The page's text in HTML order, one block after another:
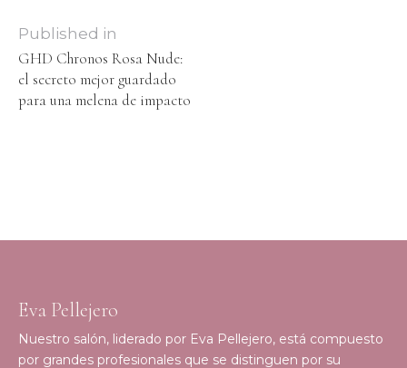
Published in
GHD Chronos Rosa Nude:
el secreto mejor guardado
para una melena de impacto
Eva Pellejero
Nuestro salón, liderado por Eva Pellejero, está compuesto
por grandes profesionales que se distinguen por su